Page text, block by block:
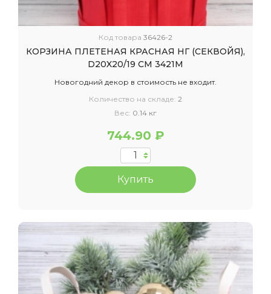
Код товара 36426-2
КОРЗИНА ПЛЕТЕНАЯ КРАСНАЯ НГ (СЕКВОЙЯ),
D20X20/19 СМ 3421М
Новогодний декор в стоимость не входит.
Количество на складе: 2
Вес: 0.14 кг
744.90 ₽
Купить